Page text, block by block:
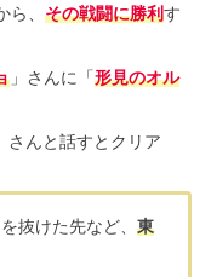
、 その戦闘に勝利す
」さんに「形見のオル
さんと話すとクリア
抜けた先など、 東